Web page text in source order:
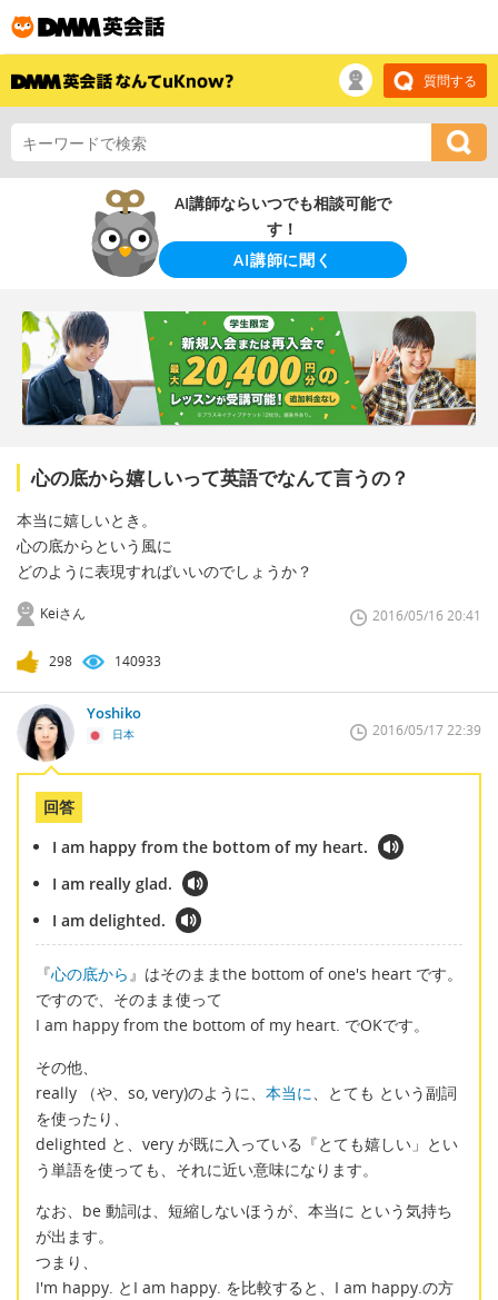
質問する
AI講師ならいつでも相談可能で
す！
AI講師に聞く
心の底から嬉しいって英語でなんて言うの？
本当に嬉しいとき。
心の底からという風に
どのように表現すればいいのでしょうか？
Keiさん 2016/05/16 20:41
298 140933
Yoshiko
日本 2016/05/17 22:39
回答
I am happy from the bottom of my heart.
I am really glad.
I am delighted.
『心の底から 』はそのままthe bottom of one's heart です。
ですので、そのまま使って
I am happy from the bottom of my heart. でOKです。
その他、
really （や、so, very)のように、 本当に、とても という副詞
を使ったり、
delighted と、very が既に入っている『とても嬉しい」とい
う単語を使っても、それに近い意味になります。
なお、be 動詞は、短縮しないほうが、本当に という気持ち
が出ます。
つまり、
I'm happy. とI am happy. を比較すると、I am happy.の方